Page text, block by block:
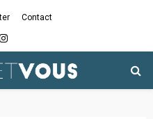
Contact
Instagram